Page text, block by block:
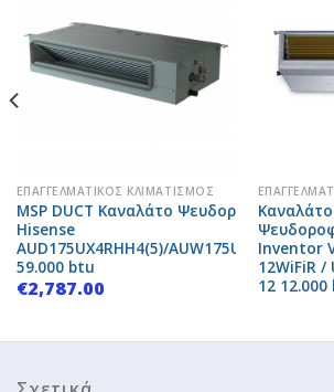
Add to
Wishlist
ΕΠΑΓΓΕΛΜΑΤΙΚΌΣ ΚΛΙΜΑΤΙΣΜΌΣ
MSP DUCT Καναλάτο Ψευδοροφής
Hisense
AUD175UX4RHH4(5)/AUW175U6RP4
59.000 btu
€2,787.00
Καναλάτο
Inventor
12WiFiR /
12